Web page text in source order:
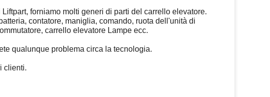
forniamo molti generi di parti del carrello elevatore.
contatore, maniglia, comando, ruota dell'unità di
carrello elevatore Lampe ecc.
qualunque problema circa la tecnologia.
clienti.